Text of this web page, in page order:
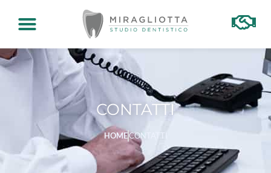
CONTATTI
CONTATTI
HOMECONTATTI